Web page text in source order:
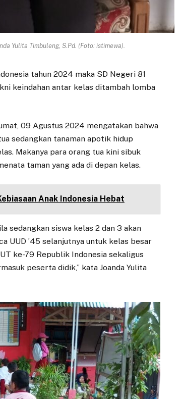
Yulita Timbuleng, S.Pd. (Foto: istimewa).
tahun 2024 maka SD Negeri 81
keindahan antar kelas ditambah lomba
09 Agustus 2024 mengatakan bahwa
sedangkan tanaman apotik hidup
Makanya para orang tua kini sibuk
taman yang ada di depan kelas.
Anak Indonesia Hebat
sedangkan siswa kelas 2 dan 3 akan
UUD ’45 selanjutnya untuk kelas besar
ke-79 Republik Indonesia sekaligus
peserta didik,” kata Joanda Yulita